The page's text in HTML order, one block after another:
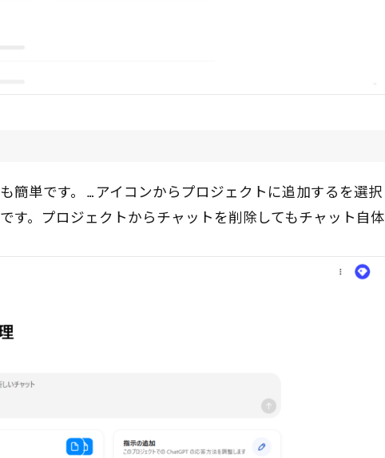
簡単です。 … アイコンからプロジェクトに追加するを選択
す。プロジェクトからチャットを削除してもチャット自体